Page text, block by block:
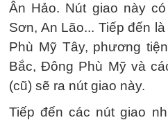
Ân Hảo. Nút giao này
Sơn, An Lão... Tiếp đến
Phù Mỹ Tây, phương
Bắc, Đông Phù Mỹ và
(cũ) sẽ ra nút giao này.
Tiếp đến các nút giao